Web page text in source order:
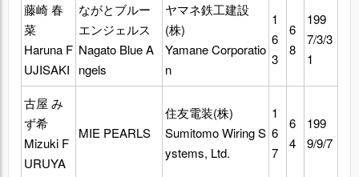
藤崎 春
菜
Haruna F
UJISAKI
ながとブルー
エンジェルス
Nagato Blue A
ngels
ヤマネ鉄工建設
(株)
Yamane Corporatio
n
1
6
3
6
8
199
7/3/3
1
古屋 み
ず希
Mizuki F
URUYA
MIE PEARLS
住友電装(株)
Sumitomo Wiring S
ystems, Ltd.
1
6
7
6
4
199
9/9/7